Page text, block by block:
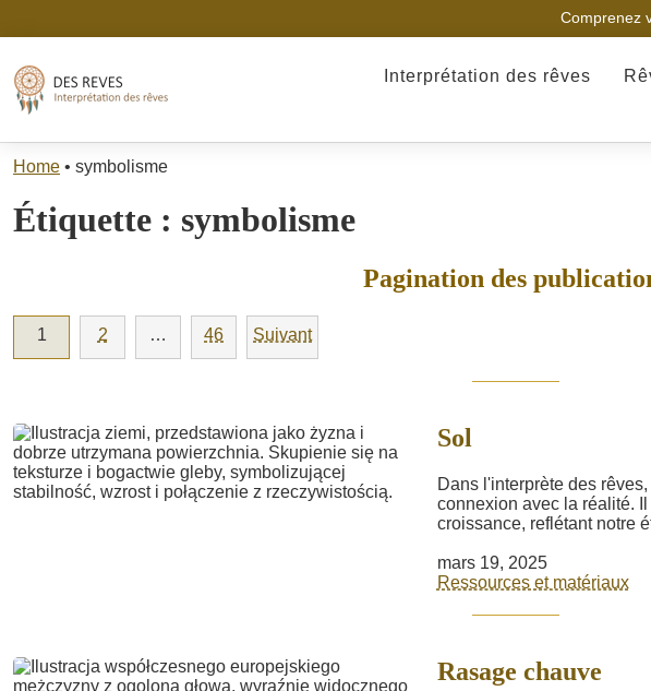
Comprenez
Interprétation des rêves
Home • symbolisme
Étiquette : symbolisme
Pagination des
1 2 … 46 Suivant
Sol
Dans l'interprète des
connexion avec la réalité.
croissance, reflétant notre
mars 19, 2025
Ressources et matériaux
Rasage chauve